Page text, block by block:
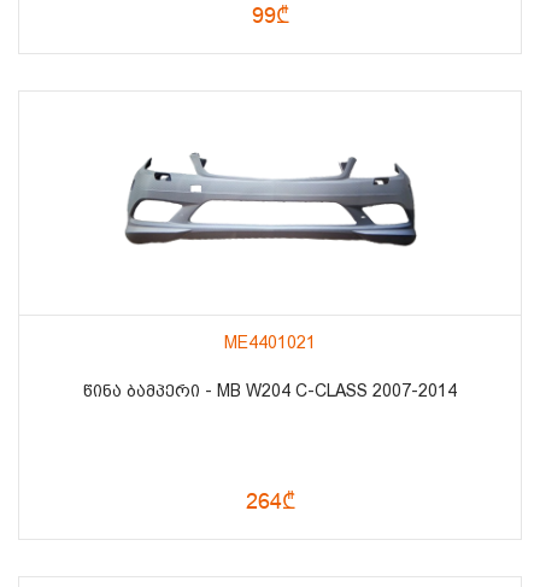
99₾
ME4401021
ᲬᲘᲜᲐ ᲑᲐᲛᲞᲔᲠᲘ - MB W204 C-CLASS 2007-2014
264₾